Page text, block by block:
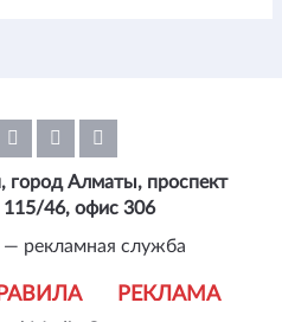
РЕКЛАМА
город Алматы, проспект
46, офис 306
рекламная служба